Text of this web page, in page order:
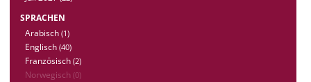
SPRACHEN
Arabisch (1)
Englisch (40)
Französisch (2)
Norwegisch (0)